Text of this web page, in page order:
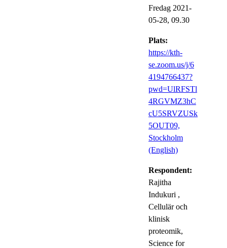
Fredag 2021-
05-28, 09.30
Plats:
https://kth-
se.zoom.us/j/6
4194766437?
pwd=UlRFSTl
4RGVMZ3hC
cU5SRVZUSk
5OUT09,
Stockholm
(English)
Respondent:
Rajitha
Indukuri ,
Cellulär och
klinisk
proteomik,
Science for